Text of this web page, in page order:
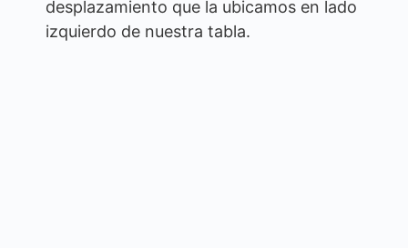
desplazamiento que la ubicamos en lado
izquierdo de nuestra tabla.